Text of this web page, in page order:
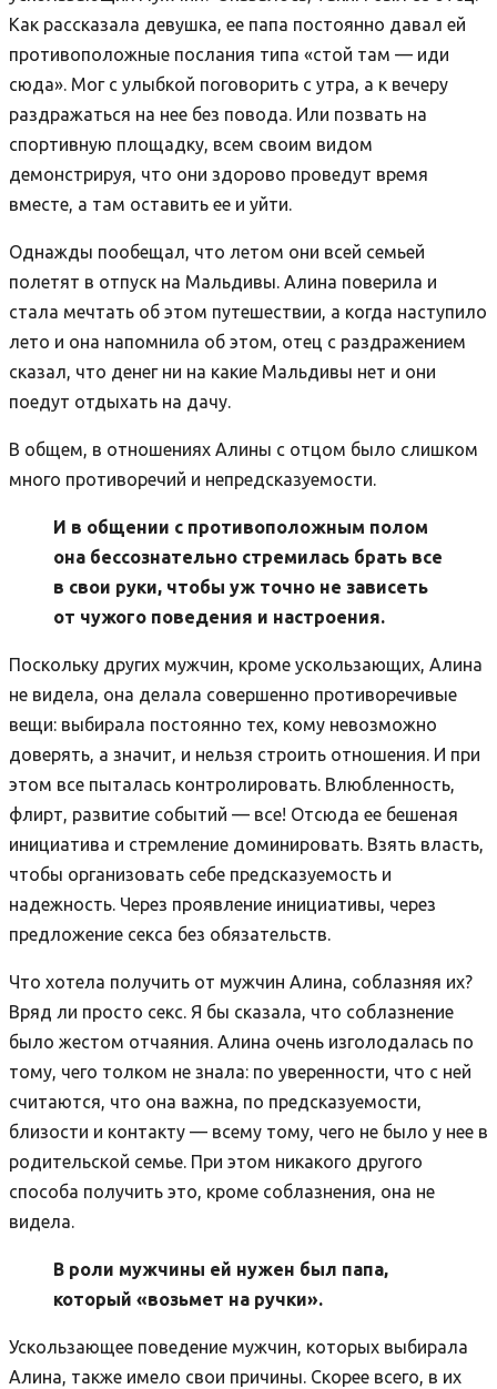
Как рассказала девушка, ее папа постоянно давал ей
противоположные послания типа «стой там — иди
сюда». Мог с улыбкой поговорить с утра, а к вечеру
раздражаться на нее без повода. Или позвать на
спортивную площадку, всем своим видом
демонстрируя, что они здорово проведут время
вместе, а там оставить ее и уйти.
Однажды пообещал, что летом они всей семьей
полетят в отпуск на Мальдивы. Алина поверила и
стала мечтать об этом путешествии, а когда наступило
лето и она напомнила об этом, отец с раздражением
сказал, что денег ни на какие Мальдивы нет и они
поедут отдыхать на дачу.
В общем, в отношениях Алины с отцом было слишком
много противоречий и непредсказуемости.
И в общении с противоположным полом
она бессознательно стремилась брать все
в свои руки, чтобы уж точно не зависеть
от чужого поведения и настроения.
Поскольку других мужчин, кроме ускользающих, Алина
не видела, она делала совершенно противоречивые
вещи: выбирала постоянно тех, кому невозможно
доверять, а значит, и нельзя строить отношения. И при
этом все пыталась контролировать. Влюбленность,
флирт, развитие событий — все! Отсюда ее бешеная
инициатива и стремление доминировать. Взять власть,
чтобы организовать себе предсказуемость и
надежность. Через проявление инициативы, через
предложение секса без обязательств.
Что хотела получить от мужчин Алина, соблазняя их?
Вряд ли просто секс. Я бы сказала, что соблазнение
было жестом отчаяния. Алина очень изголодалась по
тому, чего толком не знала: по уверенности, что с ней
считаются, что она важна, по предсказуемости,
близости и контакту — всему тому, чего не было у нее в
родительской семье. При этом никакого другого
способа получить это, кроме соблазнения, она не
видела.
В роли мужчины ей нужен был папа,
который «возьмет на ручки».
Ускользающее поведение мужчин, которых выбирала
Алина, также имело свои причины. Скорее всего, в их